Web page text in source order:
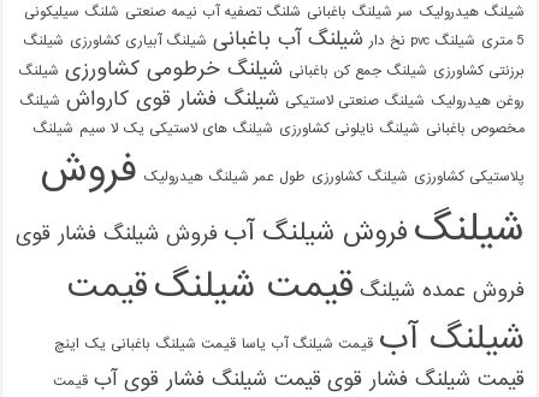
شیلنگ هیدرولیک سر شیلنگ باغبانی شلنگ تصفیه آب نیمه صنعتی شلنگ سیلیکونی
5 متری
شیلنگ pvc نخ دار شیلنگ آب باغبانی شیلنگ آبیاری کشاورزی شیلنگ
برزنتی کشاورزی شیلنگ جمع کن باغبانی شیلنگ خرطومی کشاورزی شیلنگ
روغن هیدرولیک شیلنگ صنعتی لاستیکی شیلنگ فشار قوی کارواش شیلنگ
مخصوص باغبانی شیلنگ نایلونی کشاورزی شیلنگ های لاستیکی یک لا سیم شیلنگ
پلاستیکی کشاورزی شیلنگ کشاورزی طول عمر شیلنگ هیدرولیک فروش
شیلنگ فروش شیلنگ آب فروش شیلنگ فشار قوی
فروش عمده شیلنگ قیمت شیلنگقیمت
شیلنگ آب قیمت شیلنگ آب یاسا قیمت شیلنگ باغبانی یک اینچ
قیمت شیلنگ فشار قوی قیمت شیلنگ فشار قوی آب قیمت